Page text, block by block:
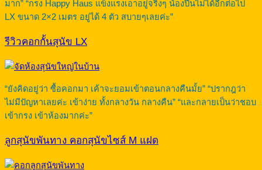
มาก” “กรง Happy Haus แข็งแรงเอาอยู่จริงๆ น้องปีนไม่ได้อีกต่อไป
LX ขนาด 2×2 เมตร อยู่ได้ 4 ตัว สบายๆเลยค่ะ”
รีวิวคอกกั้นสุนัข LX
“ยังคิดอยู่ว่า ซื้อคอกมา เค้าจะยอมเข้าตอนกลางคืนมั้ย” “ปรากฎว่า
ไม่มีปัญหาเลยค่ะ เข้าง่าย ทั้งกลางวัน กลางคืน” “และกลายเป็นว่าชอบ
เข้ากรง เข้าห้องมากค่ะ”
ลูกสุนัขพันทาง คอกสุนัขไซส์ M แฝด